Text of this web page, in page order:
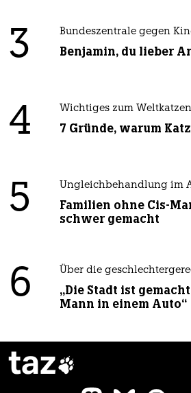
3 Bundeszentrale gegen
Benjamin, du lieber
4 Wichtiges zum
7 Gründe, warum
5 Ungleichbehandlung im
Familien ohne Cis-
schwer gemacht
6 Über die
„Die Stadt ist
Mann in einem Auto“
taz